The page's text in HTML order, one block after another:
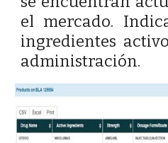
el mercado.
ingredientes
administración.